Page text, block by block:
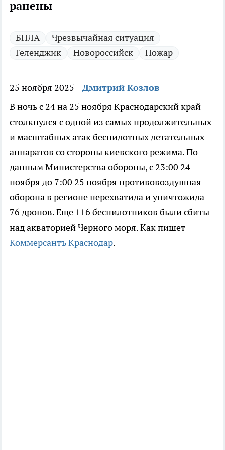
ранены
БПЛА
Чрезвычайная ситуация
Геленджик
Новороссийск Пожар
25 ноября 2025
Дмитрий Козлов
В ночь с 24 на 25 ноября Краснодарский край
столкнулся с одной из самых продолжительных
и масштабных атак беспилотных летательных
аппаратов со стороны киевского режима. По
данным Министерства обороны, с 23:00 24
ноября до 7:00 25 ноября противовоздушная
оборона в регионе перехватила и уничтожила
76 дронов. Еще 116 беспилотников были сбиты
над акваторией Черного моря. Как пишет
Коммерсантъ Краснодар.